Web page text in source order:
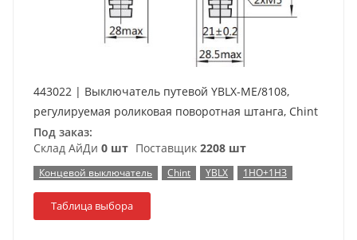
443022 | Выключатель путевой YBLX-ME/8108,
регулируемая роликовая поворотная штанга, Chint
Под заказ:
Склад АйДи 0 шт Поставщик 2208 шт
Концевой выключатель Chint YBLX 1НО+1НЗ
Таблица выбора